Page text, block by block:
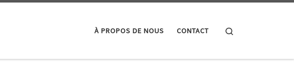
À PROPOS DE NOUS CONTACT